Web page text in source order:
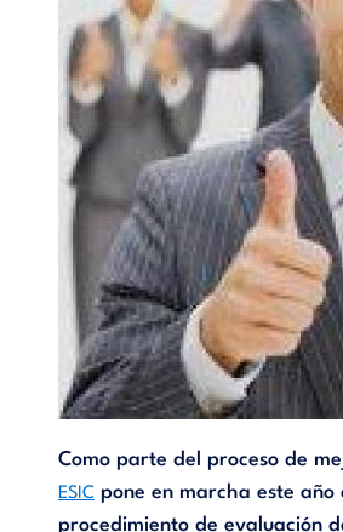
Como parte del proceso de
ESICpone en marcha este año
procedimiento de evaluación